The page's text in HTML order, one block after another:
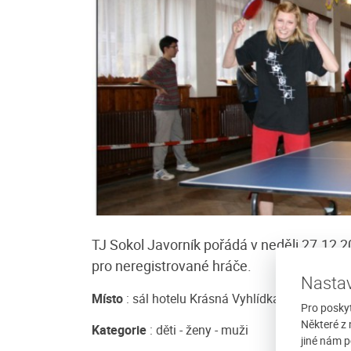
Pro
Některé
jiné nám
TJ Sokol Javorník pořádá v neděli 27.12
pro neregistrované hráče.
Místo : sál hotelu Krásná Vyhlídka Javorník
Kategorie : děti - ženy - muži
v obci Benešova
v nadmořské
luxusně vybavený
Chalupa U Šperlů
Potřebujete si odpočinout, nasbírat
relaxovat, mít klid a užít si nádhernou
Nic Vám nebrání! Nechte se ubytovat
u...